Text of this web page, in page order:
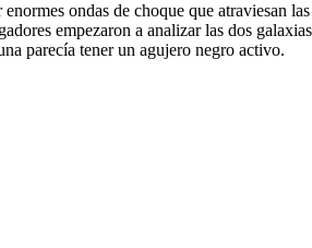
ondas de choque que atraviesan
empezaron a analizar las dos
parecía tener un agujero negro activo.